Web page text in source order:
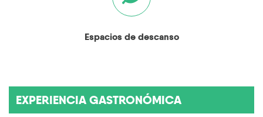
Espacios de descanso
EXPERIENCIA GASTRONÓMICA